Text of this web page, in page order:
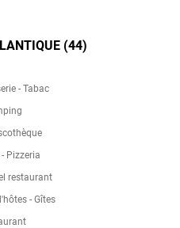
(44)
- Tabac
Pizzeria
restaurant
- Gîtes